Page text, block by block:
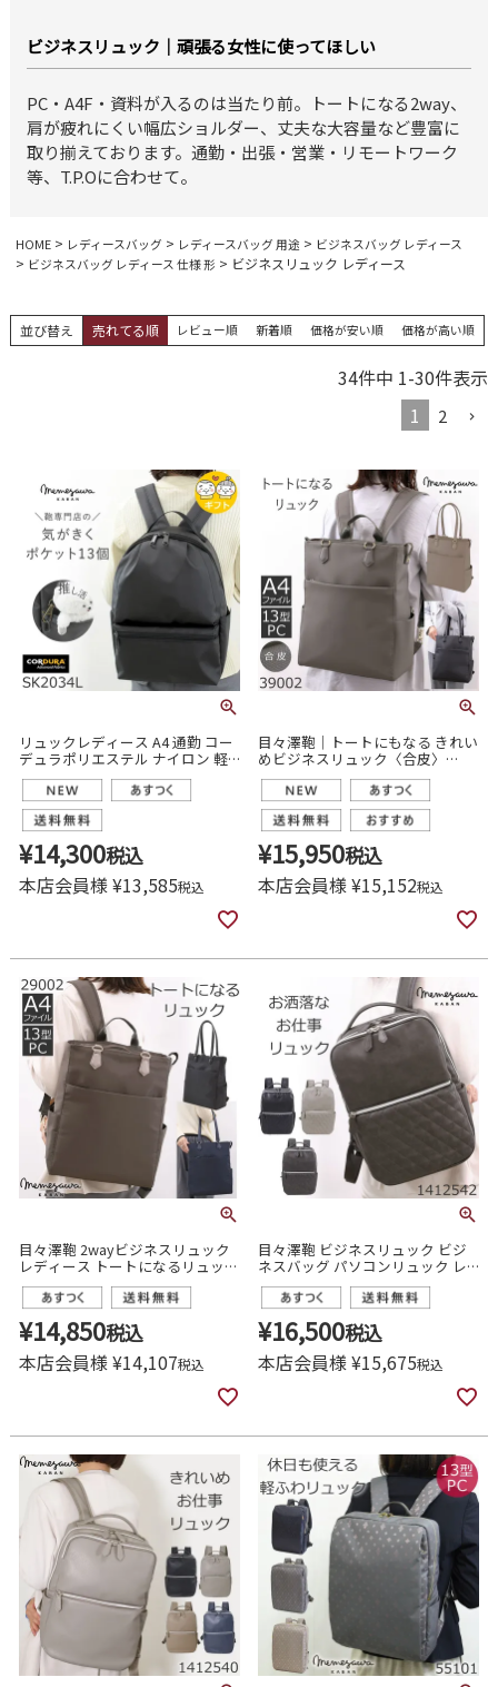
ビジネスリュック｜頑張る女性に使ってほしい
PC・A4F・資料が入るのは当たり前。トートになる2way、
肩が疲れにくい幅広ショルダー、丈夫な大容量など豊富に
取り揃えております。通勤・出張・営業・リモートワーク
等、T.P.Oに合わせて。
HOME レディースバッグ レディースバッグ 用途
ビジネスバッグ レディース
ビジネスバッグ レディース 仕様 形
ビジネスリュック レディース
並び替え 売れてる順 レビュー順 新着順 価格が安い順 価格が高い順
34件中 1-30件表示
1
2
リュックレディース A4 通勤 コー
デュラポリエステル ナイロン 軽
い 目々澤鞄 sk2034l
¥14,300税込
本店会員様¥13,585税込
目々澤鞄｜トートにもなる きれい
めビジネスリュック〈合皮〉
39002
¥15,950税込
本店会員様¥15,152税込
目々澤鞄 2wayビジネスリュック
レディース トートになるリュック
通勤 営業 軽い A4対応 おしゃれ
PC収納 29002
¥14,850税込
本店会員様¥14,107税込
目々澤鞄 ビジネスリュック ビジ
ネスバッグ パソコンリュック レ
ディース おしゃれ きれいめ 通勤
営業
¥16,500税込
本店会員様¥15,675税込